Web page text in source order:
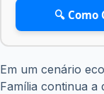
🔍 Como
Em um cenário
Família continua a